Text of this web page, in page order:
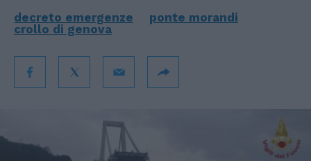
decreto emergenze
ponte morandi
crollo di genova